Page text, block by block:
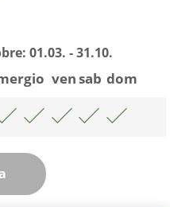
01.03. - 31.10.
gio vensab dom